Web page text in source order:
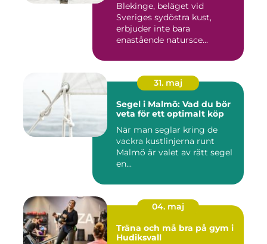
Blekinge, beläget vid
Sveriges sydöstra kust,
erbjuder inte bara
enastående natursce...
31. maj
Segel i Malmö: Vad du bör
veta för ett optimalt köp
När man seglar kring de
vackra kustlinjerna runt
Malmö är valet av rätt segel
en...
04. maj
Träna och må bra på gym i
Hudiksvall